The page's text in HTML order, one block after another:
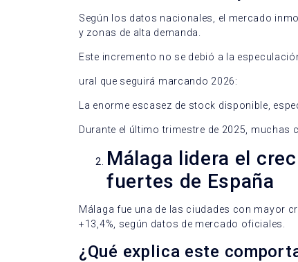
Según los datos nacionales, el mercado
y zonas de alta demanda.
Este incremento no se debió a la
ural que seguirá marcando 2026:
La enorme escasez de stock disponible,
Durante el último trimestre de 2025,
Málaga lidera el
fuertes de España
Málaga fue una de las ciudades con mayor
+13,4%, según datos de mercado oficiales.
¿Qué explica este